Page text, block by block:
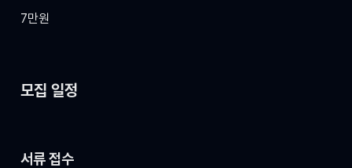
7만원
모집 일정
서류 접수